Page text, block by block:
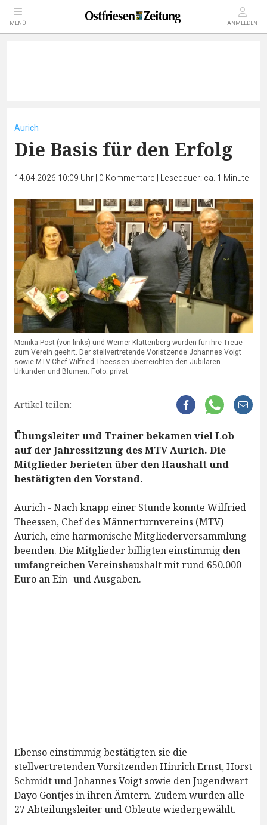
MENÜ ANMELDEN
Aurich
Die Basis für den Erfolg
14.04.2026 10:09 Uhr| 0 Kommentare | Lesedauer: ca. 1 Minute
Monika Post (von links) und Werner Klattenberg wurden für ihre Treue
zum Verein geehrt. Der stellvertretende Voristzende Johannes Voigt
sowie MTV-Chef Wilfried Theessen überreichten den Jubilaren
Urkunden und Blumen. Foto: privat
Artikel teilen:
Übungsleiter und Trainer bekamen viel Lob
auf der Jahressitzung des MTV Aurich. Die
Mitglieder berieten über den Haushalt und
bestätigten den Vorstand.
Aurich - Nach knapp einer Stunde konnte Wilfried
Theessen, Chef des Männerturnvereins (MTV)
Aurich, eine harmonische Mitgliederversammlung
beenden. Die Mitglieder billigten einstimmig den
umfangreichen Vereinshaushalt mit rund 650.000
Euro an Ein- und Ausgaben.
Ebenso einstimmig bestätigten sie die
stellvertretenden Vorsitzenden Hinrich Ernst, Horst
Schmidt und Johannes Voigt sowie den Jugendwart
Dayo Gontjes in ihren Ämtern. Zudem wurden alle
27 Abteilungsleiter und Obleute wiedergewählt.